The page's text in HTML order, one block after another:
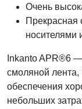
Очень
Прекрасная
носителями
Inkanto APR®6 —
смоляной лента,
обеспечения
небольших